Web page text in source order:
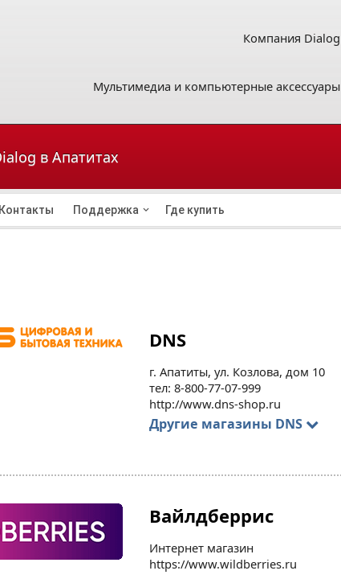
Компания Dialog
Мультимедиа и компьютерные аксессуары
в Апатитах
Контакты Поддержка Где купить
DNS
г. Апатиты, ул. Козлова, дом 10
тел: 8-800-77-07-999
http://www.dns-shop.ru
Другие магазины DNS
Вайлдберрис
Интернет магазин
https://www.wildberries.ru